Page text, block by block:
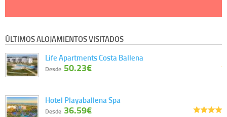
ÚLTIMOS ALOJAMIENTOS VISITADOS
Life Apartments Costa Ballena
Desde 50.23€
Hotel Playaballena Spa
Desde 36.59€